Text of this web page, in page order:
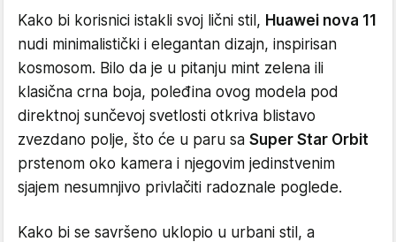
Kako bi korisnici istakli svoj lični stil, Huawei nova 11
nudi minimalistički i elegantan dizajn, inspirisan
kosmosom. Bilo da je u pitanju mint zelena ili
klasična crna boja, poleđina ovog modela pod
direktnoj sunčevoj svetlosti otkriva blistavo
zvezdano polje, što će u paru sa Super Star Orbit
prstenom oko kamera i njegovim jedinstvenim
sjajem nesumnjivo privlačiti radoznale poglede.
Kako bi se savršeno uklopio u urbani stil, a